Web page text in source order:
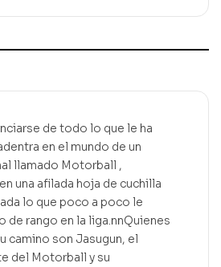
de todo lo que le ha
en el mundo de un
llamado Motorball ,
una afilada hoja de cuchilla
lo que poco a poco le
de rango en la liga.nnQuienes
camino son Jasugun, el
del Motorball y su